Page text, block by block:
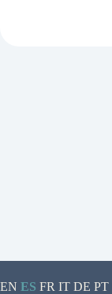
EN ES FR IT DE PT